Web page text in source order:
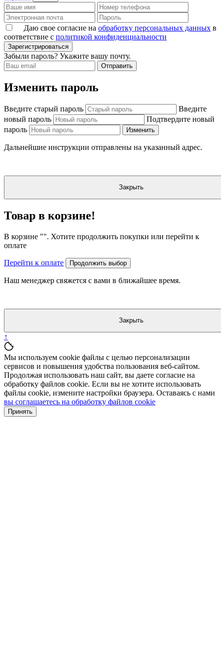
Даю свое согласие на обработку персональных данных в
соответствие с политикой конфиденциальности
Зарегистрироваться
Забыли пароль? Укажите вашу почту.
Отправить
Изменить пароль
Введите старый пароль
Введите
новый пароль
Подтвердите новый
пароль
Изменить
Дальнейшие инструкции отправлены на указанный адрес.
Закрыть
Товар в корзине!
В корзине "". Хотите продолжить покупки или перейти к
оплате
Перейти к оплате Продолжить выбор
Наш менеджер свяжется с вами в ближайшее время.
Закрыть
↑
Мы используем cookie файлы с целью персонализации
сервисов и повышения удобства пользования веб-сайтом.
Продолжая использовать наш сайт, вы даете согласие на
обработку файлов cookie. Если вы не хотите использовать
файлы cookie, измените настройки браузера. Оставаясь с нами
вы соглашаетесь на обработку файлов cookie
Принять